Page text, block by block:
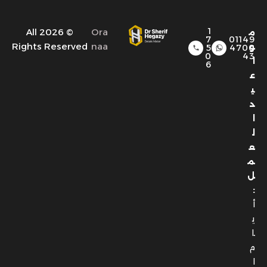
م
و
ا
ع
ي
د
ل
ع
م
ل
:
أ
ي
ا
م
ا
01149
4700
43
1
7
5
0
6
Ora
naa
© 2026 All
Rights Reserved